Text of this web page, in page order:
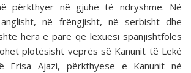
përkthyer në gjuhë të ndryshme. Në
në frëngjisht, në serbisht dhe
hera e parë që lexuesi spanjishtfolës
plotësisht veprës së Kanunit të Lekë
Erisa Ajazi, përkthyese e Kanunit në